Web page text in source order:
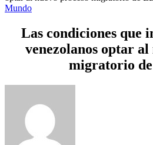
Mundo
Las condiciones que
venezolanos optar al
migratorio